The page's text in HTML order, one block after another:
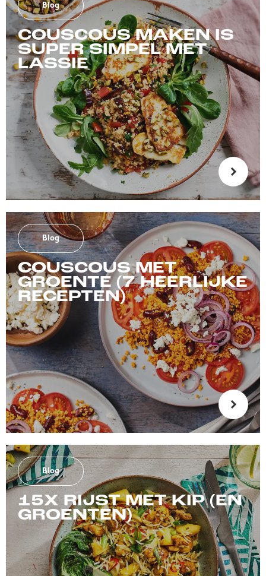
Blog
COUSCOUS MAKEN IS
SUPER SIMPEL MET
LASSIE
Blog
COUSCOUS MET
GROENTE (7 HEERLIJKE
RECEPTEN)
Blog
15X RIJST MET KIP (EN
GROENTEN)